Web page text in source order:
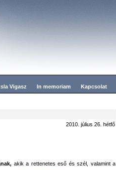
Vigasz In memoriam Kapcsolat
2010. július 26. hétfő
akik a rettenetes eső és szél, valamint a